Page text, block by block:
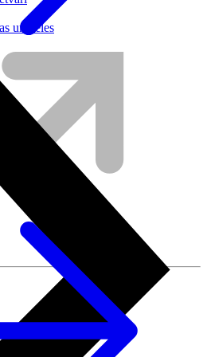
un peles